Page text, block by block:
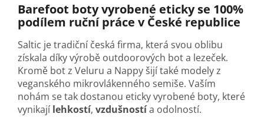
Barefoot boty vyrobené eticky se 100%
podílem ruční práce v České republice
Saltic je tradiční česká firma, která svou oblibu
získala díky výrobě outdoorových bot a lezeček.
Kromě bot z Veluru a Nappy šijí také modely z
veganského mikrovlákenného semiše. Vaším
nohám se tak dostanou eticky vyrobené boty, které
vynikají lehkostí, vzdušnostía odolností.